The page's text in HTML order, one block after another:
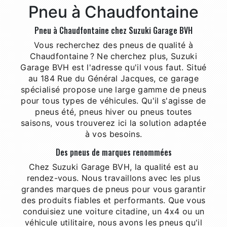
Pneu à Chaudfontaine
Pneu à Chaudfontaine chez Suzuki Garage BVH
Vous recherchez des pneus de qualité à
Chaudfontaine ? Ne cherchez plus, Suzuki
Garage BVH est l'adresse qu'il vous faut. Situé
au 184 Rue du Général Jacques, ce garage
spécialisé propose une large gamme de pneus
pour tous types de véhicules. Qu'il s'agisse de
pneus été, pneus hiver ou pneus toutes
saisons, vous trouverez ici la solution adaptée
à vos besoins.
Des pneus de marques renommées
Chez Suzuki Garage BVH, la qualité est au
rendez-vous. Nous travaillons avec les plus
grandes marques de pneus pour vous garantir
des produits fiables et performants. Que vous
conduisiez une voiture citadine, un 4x4 ou un
véhicule utilitaire, nous avons les pneus qu'il